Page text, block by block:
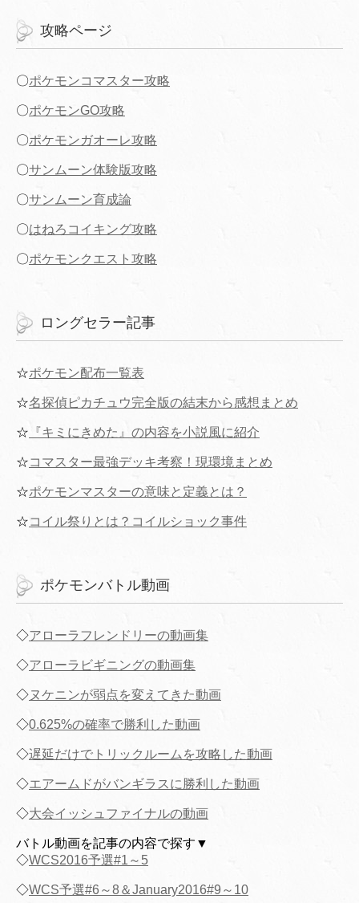
攻略ページ
〇ポケモンコマスター攻略
〇ポケモンGO攻略
〇ポケモンガオーレ攻略
〇サンムーン体験版攻略
〇サンムーン育成論
〇はねろコイキング攻略
〇ポケモンクエスト攻略
ロングセラー記事
☆ポケモン配布一覧表
☆名探偵ピカチュウ完全版の結末から感想まとめ
☆ 『キミにきめた』の内容を小説風に紹介
☆コマスター最強デッキ考察！現環境まとめ
☆ポケモンマスターの意味と定義とは？
☆コイル祭りとは？コイルショック事件
ポケモンバトル動画
◇アローラフレンドリーの動画集
◇アローラビギニングの動画集
◇ヌケニンが弱点を変えてきた動画
◇0.625%の確率で勝利した動画
◇遅延だけでトリックルームを攻略した動画
◇エアームドがバンギラスに勝利した動画
◇大会イッシュファイナルの動画
バトル動画を記事の内容で探す▼
◇WCS2016予選#1～5
◇WCS予選#6～8＆January2016#9～10